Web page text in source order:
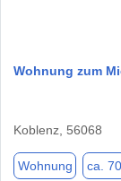
Wohnung zum
Koblenz, 56068
Wohnung ca.